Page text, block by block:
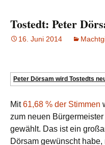
Tostedt: Peter
16. Juni 2014
Peter Dörsam wird Tostedts
Mit61,68 % der Stimmen
zum neuen
gewählt. Das ist ein
Dörsam gewünscht